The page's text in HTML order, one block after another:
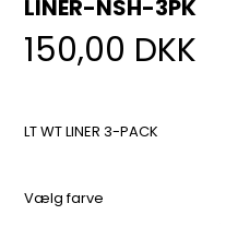
LINER-NSH-3PK
150,00 DKK
LT WT LINER 3-PACK
Vælg farve